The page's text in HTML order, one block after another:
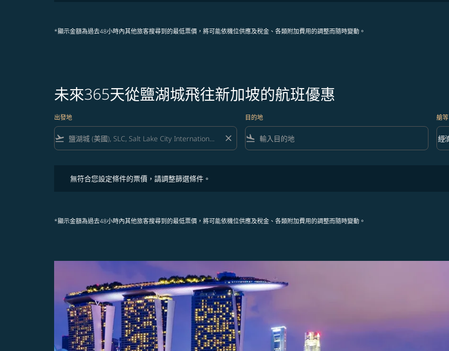
*顯示金額為過去48小時內其他旅客搜尋到的最低票價，將可能依機位供應及稅金、各類附加費用的調整而隨時變動。
未來365天從鹽湖城飛往新加坡的航班優惠
出發地
flight_takeoff close
目的地
flight_land
艙等
艙
經
keyboard_arrow_down
無符合您設定條件的票價，請調整篩選條件。
*顯示金額為過去48小時內其他旅客搜尋到的最低票價，將可能依機位供應及稅金、各類附加費用的調整而隨時變動。